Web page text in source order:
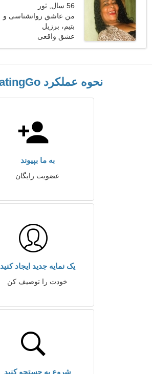
56 سال, ثور
من عاشق روانشناسی و
بولینگ هستم
بتیم، برزیل
عشق واقعی
نحوه عملکرد BraDatingGo
به ما بپیوند
عضویت رایگان
یک نمایه جدید ایجاد کنید
خودت را توصیف کن
شروع به جستجو کنید